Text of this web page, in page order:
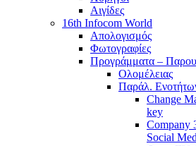
Αιγίδες
16th Infocom World
Απολογισμός
Φωτογραφίες
Προγράμματα –
Ολομέλειας
Παράλ.
Change
key
Company
Social